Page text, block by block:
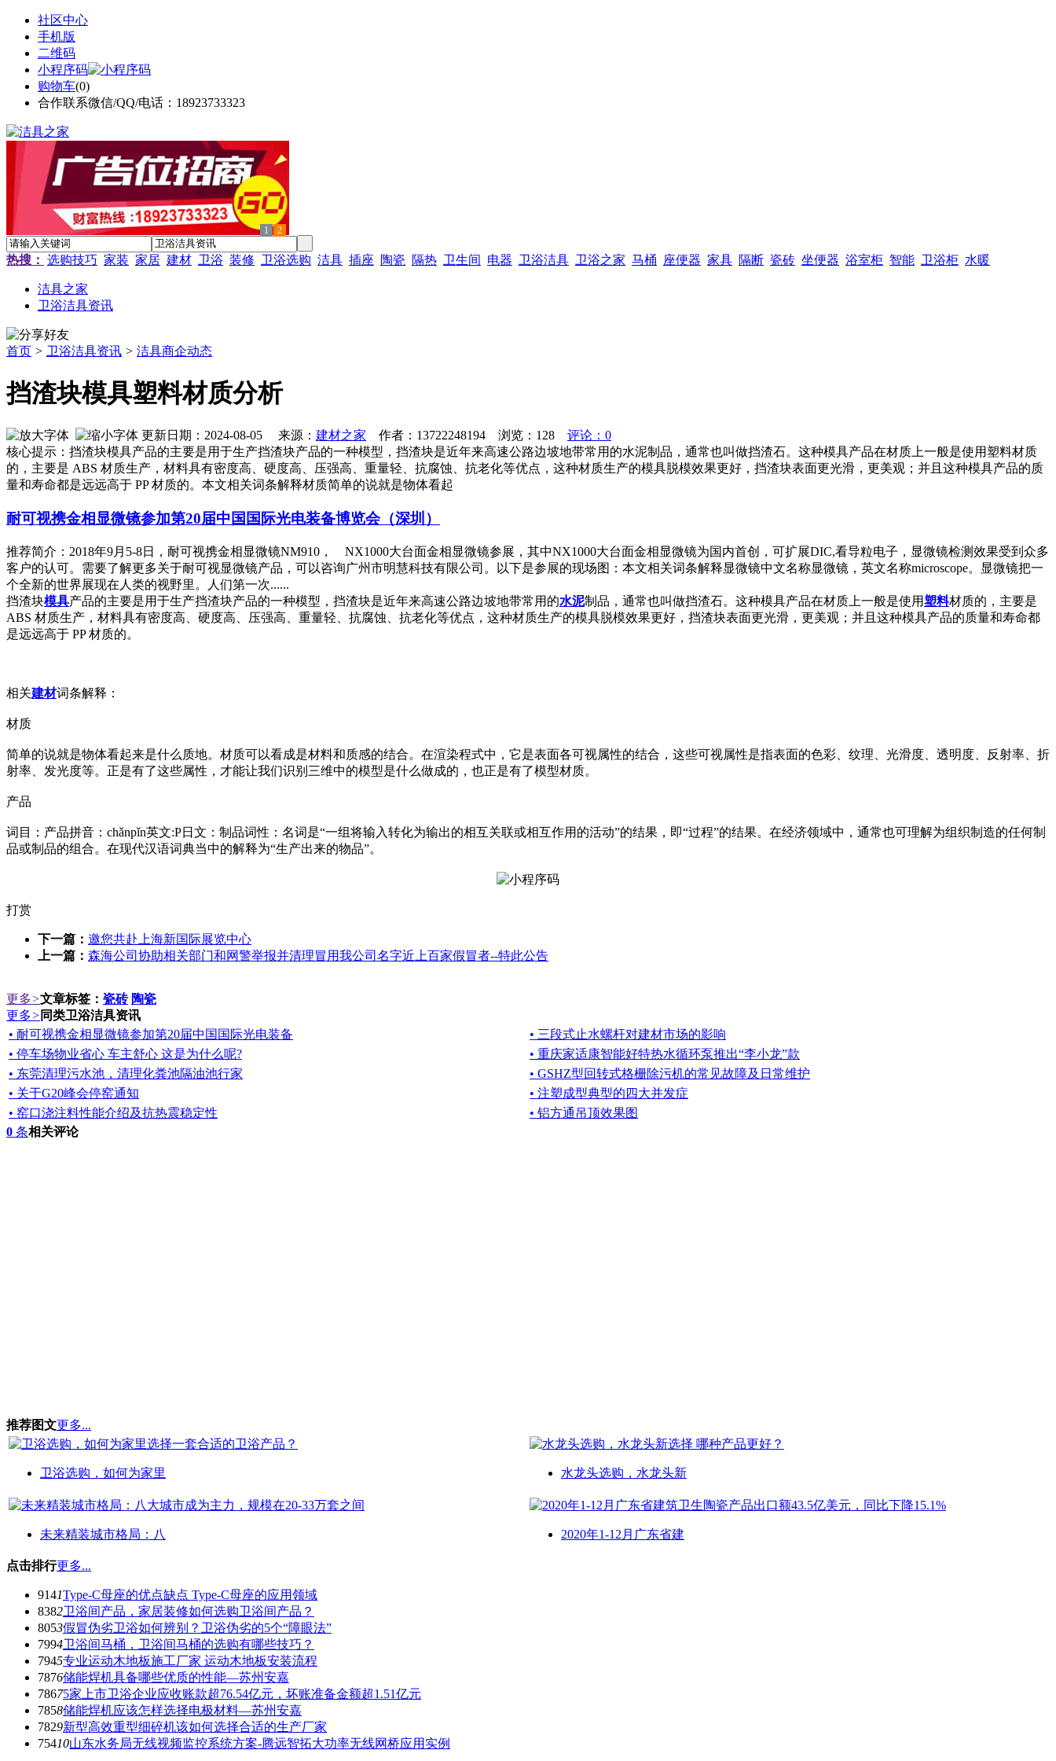
社区中心
手机版
二维码
小程序码
购物车(0)
合作联系微信/QQ/电话：18923733323
1 2
热搜： 选购技巧 家装 家居 建材 卫浴 装修 卫浴选购 洁具 插座 陶瓷 隔热 卫生间 电器 卫浴洁具 卫浴之家 马桶 座便器 家具 隔断 瓷砖 坐便器 浴室柜 智能 卫浴柜 水暖
洁具之家
卫浴洁具资讯
首页 > 卫浴洁具资讯 > 洁具商企动态
挡渣块模具塑料材质分析
更新日期：2024-08-05 来源： 建材之家 作者：13722248194 浏览： 128
评论：0
核心提示：挡渣块模具产品的主要是用于生产挡渣块产品的一种模型，挡渣块是近年来高速公路边坡地带常用的水泥制品，通常也叫做挡渣石。这种模具产品在材质上一般是使用塑料材质
的，主要是 ABS 材质生产，材料具有密度高、硬度高、压强高、重量轻、抗腐蚀、抗老化等优点，这种材质生产的模具脱模效果更好，挡渣块表面更光滑，更美观；并且这种模具产品的质
量和寿命都是远远高于 PP 材质的。本文相关词条解释材质简单的说就是物体看起
耐可视携金相显微镜参加第20届中国国际光电装备博览会（深圳）
推荐简介：2018年9月5-8日，耐可视携金相显微镜NM910， NX1000大台面金相显微镜参展，其中NX1000大台面金相显微镜为国内首创，可扩展DIC,看导粒电子，显微镜检测效果受到众多
客户的认可。需要了解更多关于耐可视显微镜产品，可以咨询广州市明慧科技有限公司。以下是参展的现场图：本文相关词条解释显微镜中文名称显微镜，英文名称microscope。显微镜把一
个全新的世界展现在人类的视野里。人们第一次......
挡渣块模具产品的主要是用于生产挡渣块产品的一种模型，挡渣块是近年来高速公路边坡地带常用的水泥制品，通常也叫做挡渣石。这种模具产品在材质上一般是使用塑料材质的，主要是
ABS 材质生产，材料具有密度高、硬度高、压强高、重量轻、抗腐蚀、抗老化等优点，这种材质生产的模具脱模效果更好，挡渣块表面更光滑，更美观；并且这种模具产品的质量和寿命都
是远远高于 PP 材质的。
相关建材词条解释：
材质
简单的说就是物体看起来是什么质地。材质可以看成是材料和质感的结合。在渲染程式中，它是表面各可视属性的结合，这些可视属性是指表面的色彩、纹理、光滑度、透明度、反射率、折
射率、发光度等。正是有了这些属性，才能让我们识别三维中的模型是什么做成的，也正是有了模型材质。
产品
词目：产品拼音：chǎnpǐn英文:P日文：制品词性：名词是“一组将输入转化为输出的相互关联或相互作用的活动”的结果，即“过程”的结果。在经济领域中，通常也可理解为组织制造的任何制
品或制品的组合。在现代汉语词典当中的解释为“生产出来的物品”。
打赏
下一篇： 邀您共赴上海新国际展览中心
上一篇： 森海公司协助相关部门和网警举报并清理冒用我公司名字近上百家假冒者--特此公告
更多>文章标签： 瓷砖 陶瓷
更多> 同类卫浴洁具资讯
• 耐可视携金相显微镜参加第20届中国国际光电装备
• 三段式止水螺杆对建材市场的影响
• 停车场物业省心 车主舒心 这是为什么呢?
• 重庆家适康智能好特热水循环泵推出“李小龙”款
• 东莞清理污水池，清理化粪池隔油池行家
• GSHZ型回转式格栅除污机的常见故障及日常维护
• 关于G20峰会停窑通知
• 注塑成型典型的四大并发症
• 窑口浇注料性能介绍及抗热震稳定性
• 铝方通吊顶效果图
0 条相关评论
推荐图文更多...
卫浴选购，如何为家里 水龙头选购，水龙头新
未来精装城市格局：八 2020年1-12月广东省建
点击排行更多...
9141Type-C母座的优点缺点 Type-C母座的应用领域
8382卫浴间产品，家居装修如何选购卫浴间产品？
8053假冒伪劣卫浴如何辨别？卫浴伪劣的5个“障眼法”
7994卫浴间马桶，卫浴间马桶的选购有哪些技巧？
7945专业运动木地板施工厂家 运动木地板安装流程
7876储能焊机具备哪些优质的性能—苏州安嘉
78675家上市卫浴企业应收账款超76.54亿元，坏账准备金额超1.51亿元
7858储能焊机应该怎样选择电极材料—苏州安嘉
7829新型高效重型细碎机该如何选择合适的生产厂家
75410山东水务局无线视频监控系统方案-腾远智拓大功率无线网桥应用实例